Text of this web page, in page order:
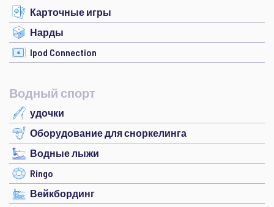
Карточные игры
Нарды
Ipod Connection
Водный спорт
удочки
Оборудование для сноркелинга
Водные лыжи
Ringo
Вейкбординг